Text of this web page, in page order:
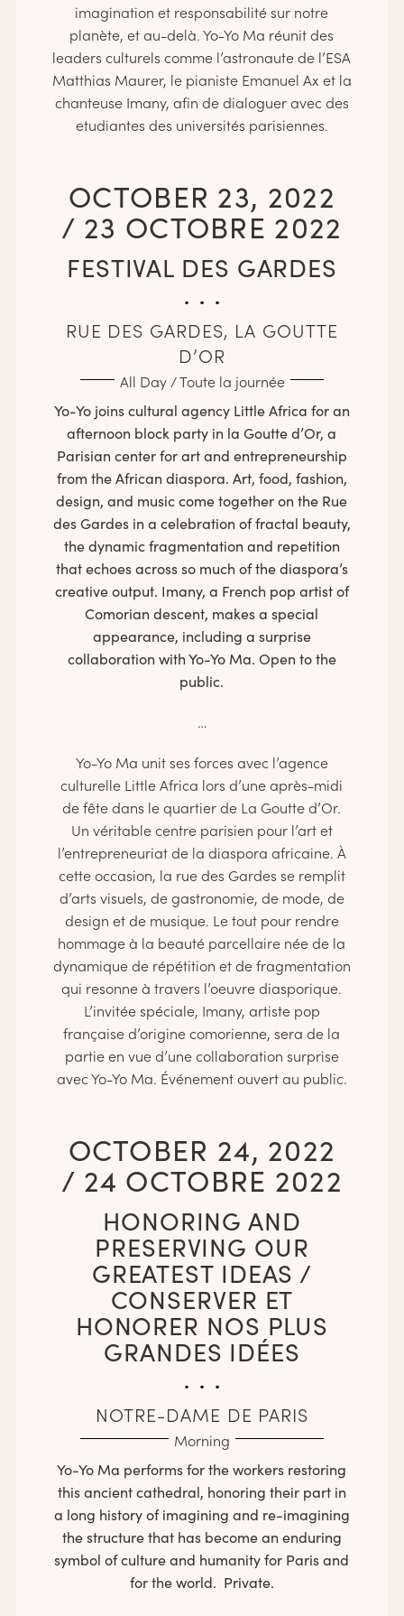
imagination et responsabilité sur notre
planète, et au-delà. Yo-Yo Ma réunit des
leaders culturels comme l’astronaute de l’ESA
Matthias Maurer, le pianiste Emanuel Ax et la
chanteuse Imany, afin de dialoguer avec des
etudiantes des universités parisiennes.
OCTOBER 23, 2022
/ 23 OCTOBRE 2022
FESTIVAL DES GARDES
. . .
RUE DES GARDES, LA GOUTTE
D’OR
All Day / Toute la journée
Yo-Yo joins cultural agency Little Africa for an
afternoon block party in la Goutte d’Or, a
Parisian center for art and entrepreneurship
from the African diaspora. Art, food, fashion,
design, and music come together on the Rue
des Gardes in a celebration of fractal beauty,
the dynamic fragmentation and repetition
that echoes across so much of the diaspora’s
creative output. Imany, a French pop artist of
Comorian descent, makes a special
appearance, including a surprise
collaboration with Yo-Yo Ma. Open to the
public.
…
Yo-Yo Ma unit ses forces avec l’agence
culturelle Little Africa lors d’une après-midi
de fête dans le quartier de La Goutte d’Or.
Un véritable centre parisien pour l’art et
l’entrepreneuriat de la diaspora africaine. À
cette occasion, la rue des Gardes se remplit
d’arts visuels, de gastronomie, de mode, de
design et de musique. Le tout pour rendre
hommage à la beauté parcellaire née de la
dynamique de répétition et de fragmentation
qui resonne à travers l’oeuvre diasporique.
L’invitée spéciale, Imany, artiste pop
française d’origine comorienne, sera de la
partie en vue d’une collaboration surprise
avec Yo-Yo Ma. Événement ouvert au public.
OCTOBER 24, 2022
/ 24 OCTOBRE 2022
HONORING AND
PRESERVING OUR
GREATEST IDEAS /
CONSERVER ET
HONORER NOS PLUS
GRANDES IDÉES
. . .
NOTRE-DAME DE PARIS
Morning
Yo-Yo Ma performs for the workers restoring
this ancient cathedral, honoring their part in
a long history of imagining and re-imagining
the structure that has become an enduring
symbol of culture and humanity for Paris and
for the world. Private.